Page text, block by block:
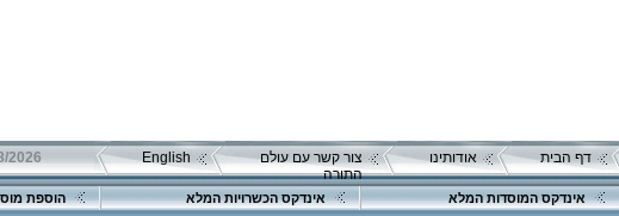
דף הבית אודותינו
צור קשר עם עולם
התורה
English
אינדקס המוסדות המלא אינדקס הכשרויות המלא הוספת